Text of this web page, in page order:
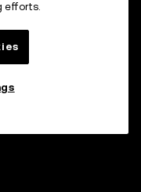
efforts.